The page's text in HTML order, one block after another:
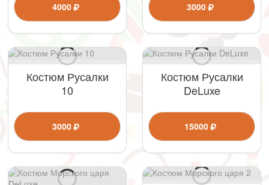
4000 3000
Костюм Русалки
10
3000
Костюм Русалки
DeLuxe
15000